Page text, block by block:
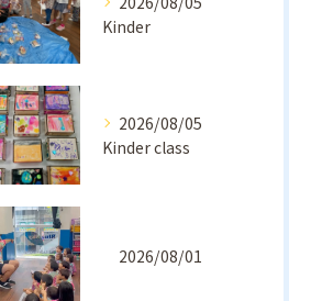
Kinder
2026/08/05
Kinder class
2026/08/01